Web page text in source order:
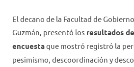
El decano de la Facultad de
Guzmán, presentó los resultados
encuestaque mostró registró la
pesimismo, descoordinación y